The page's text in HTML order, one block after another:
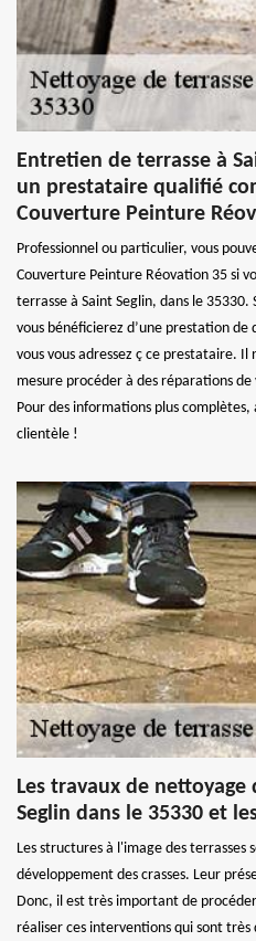
Entretien de terrasse à
un prestataire qualifié
Couverture Peinture
Professionnel ou particulier, vous
Couverture Peinture Réovation 35 si
terrasse à Saint Seglin, dans le 35330.
vous bénéficierez d’une prestation
vous vous adressez ç ce prestataire.
mesure procéder à des réparations de
Pour des informations plus complètes,
clientèle !
Les travaux de nettoyage
Seglin dans le 35330 et
Les structures à l'image des terrasses
développement des crasses. Leur
Donc, il est très important de
réaliser ces interventions qui sont très